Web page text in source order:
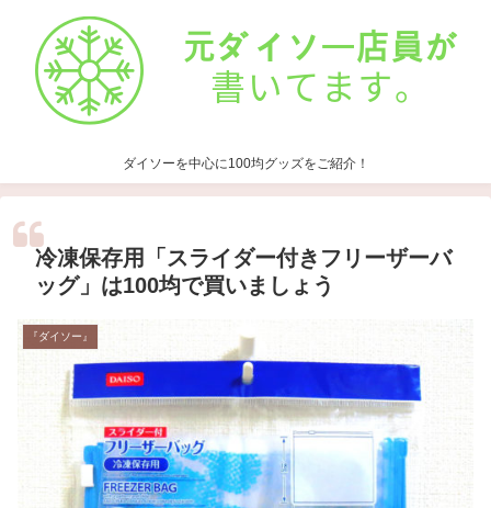
ダイソーを中心に100均グッズをご紹介！
冷凍保存用「スライダー付きフリーザーバ
ッグ」は100均で買いましょう
『ダイソー』